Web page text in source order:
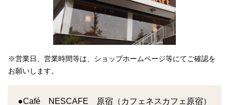
※営業日、営業時間等は、ショップホームページ等にてご確認を
お願いします。
●Café NESCAFE 原宿（カフェネスカフェ原宿）